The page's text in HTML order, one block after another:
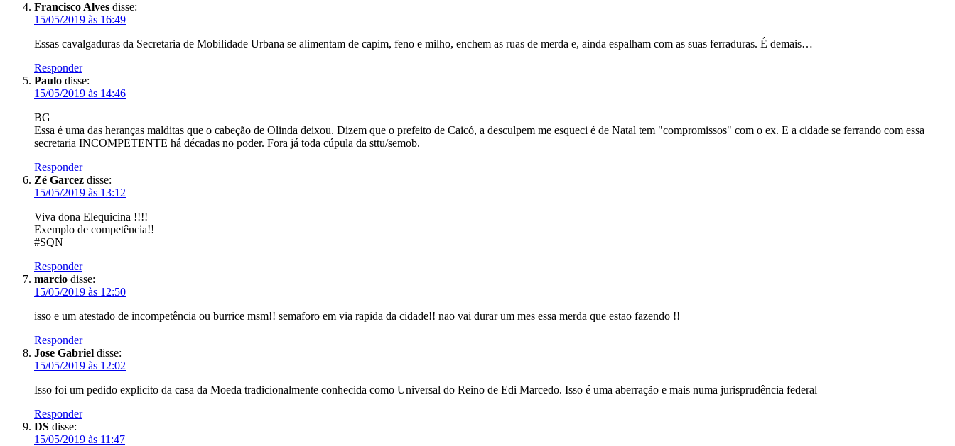
Francisco Alves disse:
15/05/2019 às 16:49
Essas cavalgaduras da Secretaria de Mobilidade Urbana se alimentam de capim, feno e milho, enchem as ruas de merda e, ainda espalham com as suas ferraduras. É demais…
Responder
Paulo disse:
15/05/2019 às 14:46
BG
Essa é uma das heranças malditas que o cabeção de Olinda deixou. Dizem que o prefeito de Caicó, a desculpem me esqueci é de Natal tem "compromissos" com o ex. E a cidade se ferrando com essa
secretaria INCOMPETENTE há décadas no poder. Fora já toda cúpula da sttu/semob.
Responder
Zé Garcez disse:
15/05/2019 às 13:12
Viva dona Elequicina !!!!
Exemplo de competência!!
#SQN
Responder
marcio disse:
15/05/2019 às 12:50
isso e um atestado de incompetência ou burrice msm!! semaforo em via rapida da cidade!! nao vai durar um mes essa merda que estao fazendo !!
Responder
Jose Gabriel disse:
15/05/2019 às 12:02
Isso foi um pedido explicito da casa da Moeda tradicionalmente conhecida como Universal do Reino de Edi Marcedo. Isso é uma aberração e mais numa jurisprudência federal
Responder
DS disse:
15/05/2019 às 11:47